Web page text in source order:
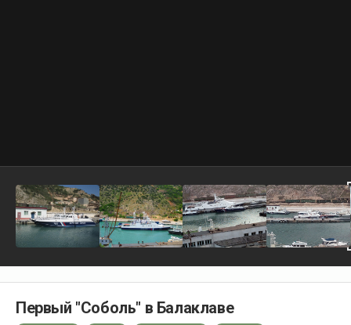
Первый "Соболь" в Балаклаве